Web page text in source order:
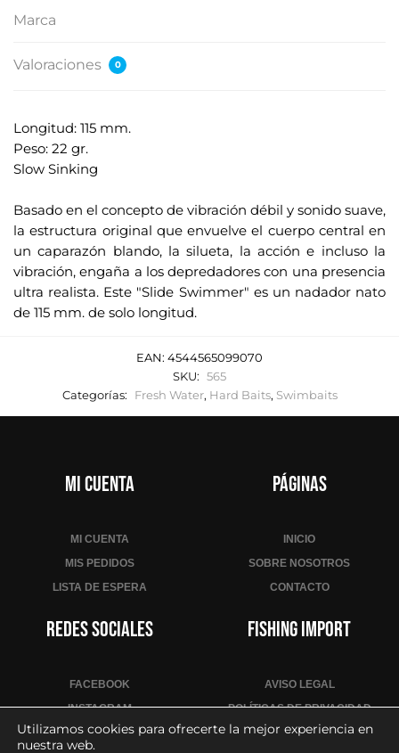
Marca
Valoraciones 0
Longitud: 115 mm.
Peso: 22 gr.
Slow Sinking
Basado en el concepto de vibración débil y sonido suave,
la estructura original que envuelve el cuerpo central en
un caparazón blando, la silueta, la acción e incluso la
vibración, engaña a los depredadores con una presencia
ultra realista. Este "Slide Swimmer" es un nadador nato
de 115 mm. de solo longitud.
EAN: 4544565099070
SKU: 565
Categorías:
Fresh Water, Hard Baits, Swimbaits
Mi cuenta
MI CUENTA
MIS PEDIDOS
LISTA DE ESPERA
Páginas
INICIO
SOBRE NOSOTROS
CONTACTO
Redes sociales
FACEBOOK
INSTAGRAM
YOUTUBE
Fishing Import
AVISO LEGAL
POLÍTICAS DE PRIVACIDAD
POLÍTICA DE COOKIES
Utilizamos cookies para ofrecerte la mejor experiencia en
nuestra web.